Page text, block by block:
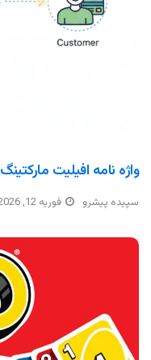
واژه نامه افیلیت مارکتینگ
سپیده پیشرو فوریه 12, 2026